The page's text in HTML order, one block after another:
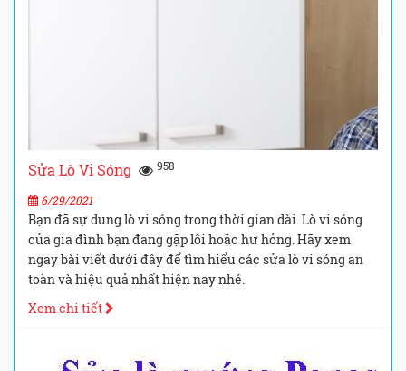
Sửa Lò Vi Sóng 958
6/29/2021
Bạn đã sự dung lò vi sóng trong thời gian dài. Lò vi sóng
của gia đình bạn đang gặp lỗi hoặc hư hỏng. Hãy xem
ngay bài viết dưới đây để tìm hiểu các sửa lò vi sóng an
toàn và hiệu quả nhất hiện nay nhé.
Xem chi tiết